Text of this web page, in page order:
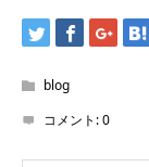
blog
コメント:0